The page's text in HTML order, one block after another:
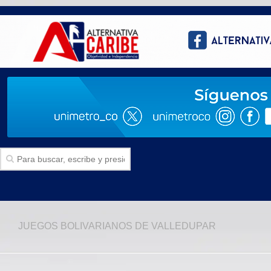
Politica
JUEGOS BOLIVARIANOS DE VALLEDUPAR